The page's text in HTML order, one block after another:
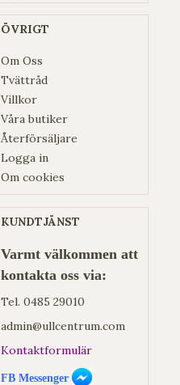
ÖVRIGT
Om Oss
Tvättråd
Villkor
Våra butiker
Återförsäljare
Logga in
Om cookies
KUNDTJÄNST
Varmt välkommen att
kontakta oss via:
Tel. 0485 29010
admin@ullcentrum.com
Kontaktformulär
FB Messenger